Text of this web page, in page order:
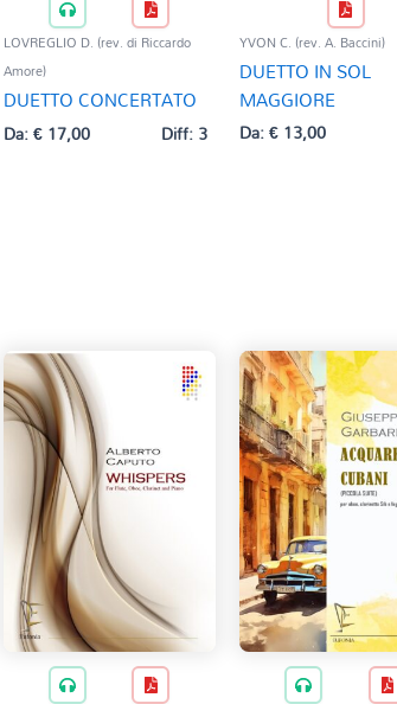
LOVREGLIO D. (rev. di Riccardo
Amore)
DUETTO CONCERTATO
Da:€17,00 Diff: 3
YVON C. (rev. A. Baccini)
DUETTO IN SOL
MAGGIORE
Da:€13,00